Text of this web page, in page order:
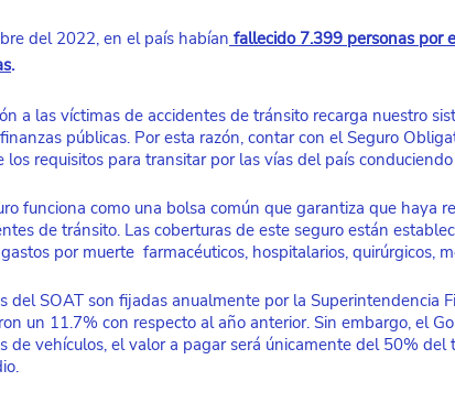
del 2022, en el país habían fallecido 7.399 personas por
.
a las víctimas de accidentes de tránsito recarga nuestro
públicas. Por esta razón, contar con el Seguro
los requisitos para transitar por las vías del país
funciona como una bolsa común que garantiza que haya
de tránsito. Las coberturas de este seguro están
por muerte  farmacéuticos, hospitalarios, quirúrgicos,
del SOAT son fijadas anualmente por la Superintendencia
un 11.7% con respecto al año anterior. Sin embargo, el
de vehículos, el valor a pagar será únicamente del 50% del